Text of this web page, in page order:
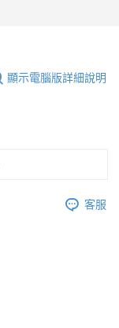
顯示電腦版詳細說明
客服